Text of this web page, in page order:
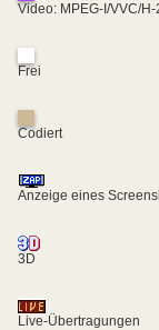
Video: MPEG-I/VVC/H-
Frei
Codiert
Anzeige eines
3D
Live-Übertragungen